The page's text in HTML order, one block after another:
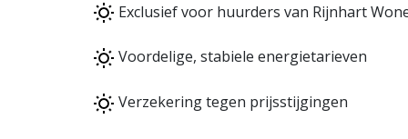
Exclusief voor huurders van Rijnhart
Voordelige, stabiele energietarieven
Verzekering tegen prijsstijgingen